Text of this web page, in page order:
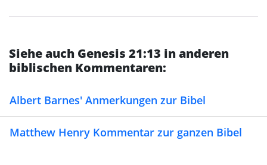
Siehe auch Genesis 21:13 in anderen
biblischen Kommentaren:
Albert Barnes' Anmerkungen zur Bibel
Matthew Henry Kommentar zur ganzen Bibel